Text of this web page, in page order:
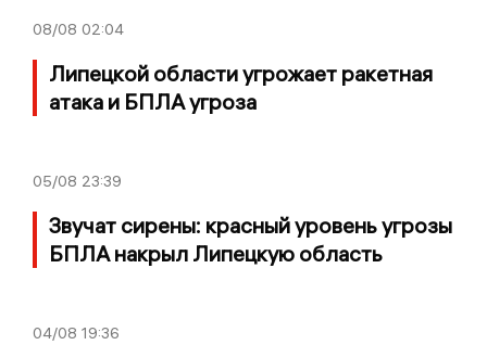
08/08 02:04
Липецкой области угрожает ракетная
атака и БПЛА угроза
05/08 23:39
Звучат сирены: красный уровень угрозы
БПЛА накрыл Липецкую область
04/08 19:36